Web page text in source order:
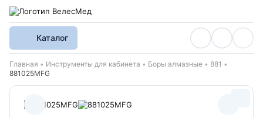
Каталог
Хлебные крошки
Главная Инструменты для кабинета Боры алмазные
881
881025MFG